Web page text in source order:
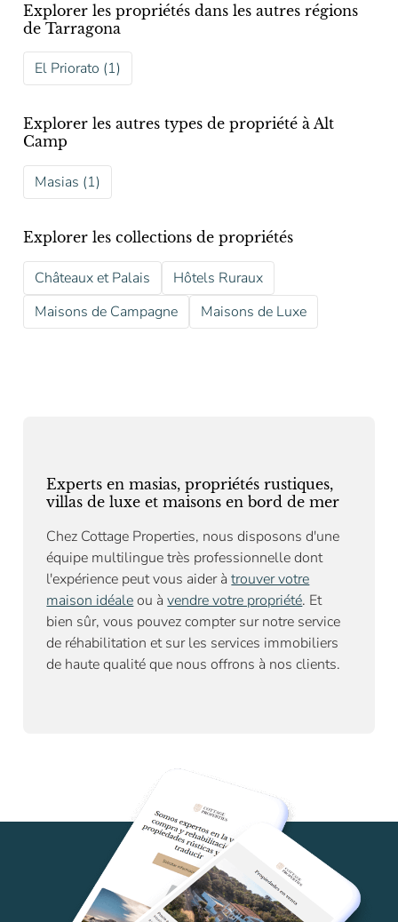
Explorer les propriétés dans les autres régions
de Tarragona
El Priorato (1)
Explorer les autres types de propriété à Alt
Camp
Masias (1)
Explorer les collections de propriétés
Châteaux et Palais
Hôtels Ruraux
Maisons de Campagne
Maisons de Luxe
Experts en masias, propriétés rustiques,
villas de luxe et maisons en bord de mer
Chez Cottage Properties, nous disposons d'une
équipe multilingue très professionnelle dont
l'expérience peut vous aider àtrouver votre
maison idéaleou àvendre votre propriété. Et
bien sûr, vous pouvez compter sur notre service
de réhabilitation et sur les services immobiliers
de haute qualité que nous offrons à nos clients.